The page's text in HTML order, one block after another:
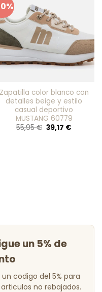
favoritos
Zapatilla color blanco con
detalles beige y estilo
casual deportivo
MUSTANG 60779
55,95€ El
precio
39,17 €El
un 5% de
codigo del 5% para
no rebajados.